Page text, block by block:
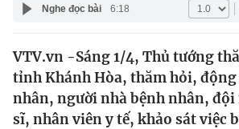
Y tế
Thế giới
Tin tức
Thế giới đó đây
Kinh tế
Nghe đọc bài 6:18
VTV.vn -Sáng 1/4, Thủ tướng
tỉnh Khánh Hòa, thăm hỏi,
nhân, người nhà bệnh nhân, đội
sĩ, nhân viên y tế, khảo sát việc